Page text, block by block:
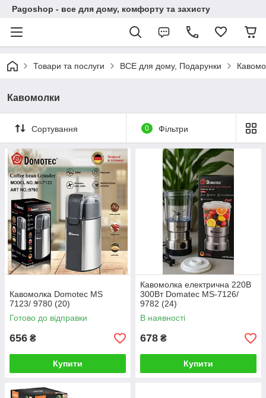
Pagoshop - все для дому, комфорту та захисту
Товари та послуги ВСЕ для дому, Подарунки
Кавомолки
Сортування 0 Фільтри
Кавомолка Domotec MS
7123/ 9780 (20)
Готово до відправки
656 ₴
Купити
Кавомолка електрична 220В
300Вт Domatec MS-7126/
9782 (24)
В наявності
678 ₴
Купити